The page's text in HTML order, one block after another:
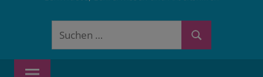
Suchen
Suchen